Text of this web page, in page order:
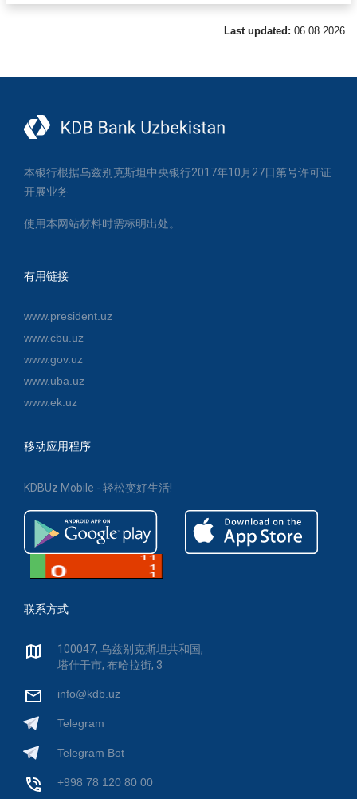
Last updated: 06.08.2026
本银行根据乌兹别克斯坦中央银行2017年10月27日第号许可证
开展业务
使用本网站材料时需标明出处。
有用链接
www.president.uz
www.cbu.uz
www.gov.uz
www.uba.uz
www.ek.uz
移动应用程序
KDBUz Mobile - 轻松变好生活!
联系方式
100047, 乌兹别克斯坦共和国,
塔什干市, 布哈拉街, 3
info@kdb.uz
Telegram
Telegram Bot
+998 78 120 80 00